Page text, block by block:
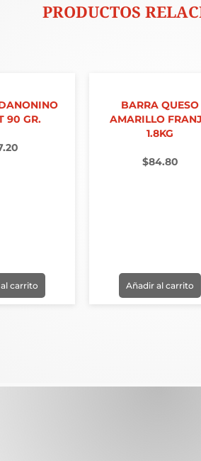
PRODUCTOS
90 GR.
carrito
BARRA QUESO
AMARILLO
1.8KG
$84.80
Añadir al carrito